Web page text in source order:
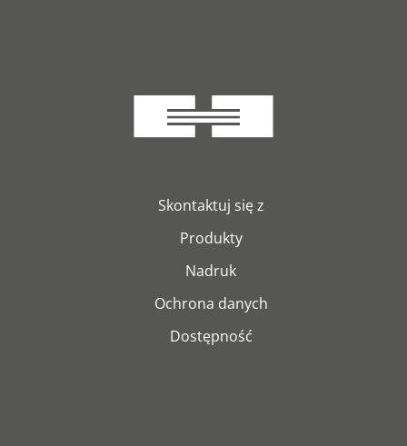
Skontaktuj się z
Produkty
Nadruk
Ochrona danych
Dostępność